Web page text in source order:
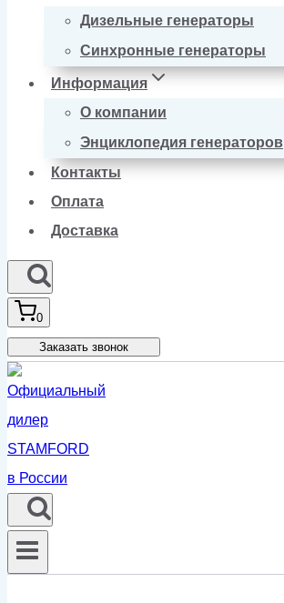
Дизельные генераторы
Синхронные генераторы
Информация
О компании
Энциклопедия генераторов
Контакты
Оплата
Доставка
0
Заказать звонок